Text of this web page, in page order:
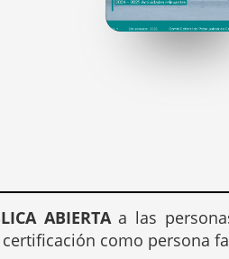
ABIERTAa las
como persona